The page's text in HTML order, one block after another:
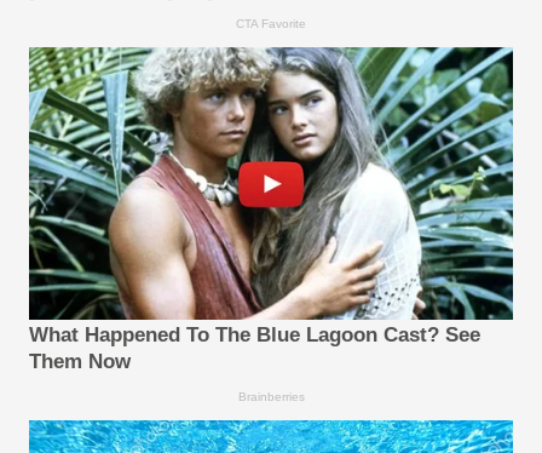
CTA Favorite
What Happened To The Blue Lagoon Cast? See
Them Now
Brainberries